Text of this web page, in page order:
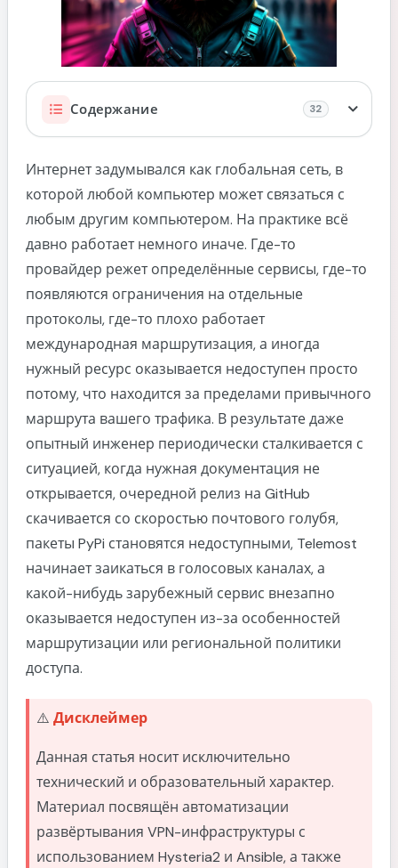
Kubernetes
Все шпаргалки
Содержание 32
Почему я выбрал Hysteria2, хотя существуют
WireGuard, OpenVPN, AmneziaVPN и десятки
других решений
От одноразового VPS к полноценной
инфраструктуре: как устроен проект внутри
Inventory как единый источник правды
Секреты должны жить отдельно
Почему роль Ansible лучше установочного
скрипта
сервера
Разворачиваем сервер: от чистого VPS до
готового VPN за несколько минут
Один запуск playbook вместо сотни ручных
действий
Автоматический выпуск сертификатов
копирования ссылок
Что находится внутри output
Почему здесь появился Makefile
Main против Salamander: две стратегии
Ветка Main: сервер притворяется обычным
Автоматический Let's Encrypt вместо
самоподписанных сертификатов
Но есть проблема
Salamander: когда трафик начинает
притворяться шумом
Интернет задумывался как глобальная сеть, в
которой любой компьютер может связаться с
любым другим компьютером. На практике всё
давно работает немного иначе. Где-то
провайдер режет определённые сервисы, где-то
появляются ограничения на отдельные
протоколы, где-то плохо работает
международная маршрутизация, а иногда
нужный ресурс оказывается недоступен просто
потому, что находится за пределами привычного
маршрута вашего трафика. В результате даже
опытный инженер периодически сталкивается с
ситуацией, когда нужная документация не
открывается, очередной релиз на GitHub
скачивается со скоростью почтового голубя,
пакеты PyPi становятся недоступными, Telemost
начинает заикаться в голосовых каналах, а
какой-нибудь зарубежный сервис внезапно
оказывается недоступен из-за особенностей
маршрутизации или региональной политики
доступа.
⚠️ Дисклеймер
Данная статья носит исключительно
технический и образовательный характер.
Материал посвящён автоматизации
развёртывания VPN-инфраструктуры с
использованием Hysteria2 и Ansible, а также